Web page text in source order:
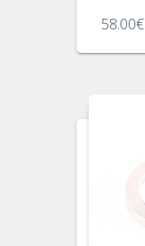
58.00€